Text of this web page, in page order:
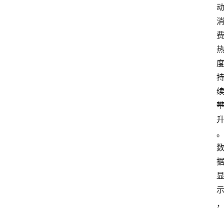
动
消
费
热
度
持
续
攀
升
。
数
据
显
示
，